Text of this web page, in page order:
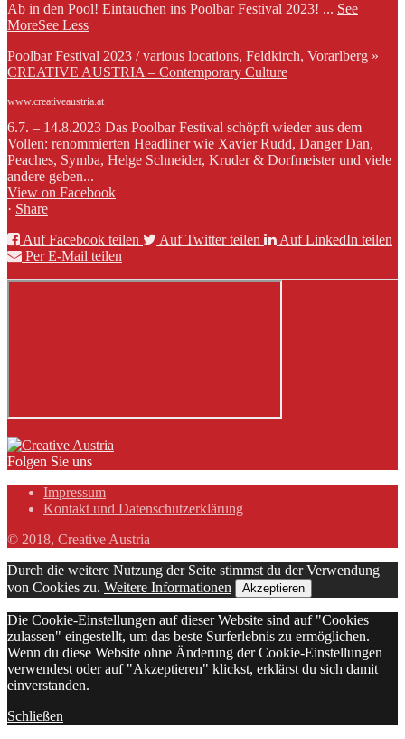
Ab in den Pool! Eintauchen ins Poolbar Festival 2023! ... See
MoreSee Less
Poolbar Festival 2023 / various locations, Feldkirch, Vorarlberg »
CREATIVE AUSTRIA – Contemporary Culture
www.creativeaustria.at
6.7. – 14.8.2023 Das Poolbar Festival schöpft wieder aus dem
Vollen: renommierten Headliner wie Xavier Rudd, Danger Dan,
Peaches, Symba, Helge Schneider, Kruder & Dorfmeister und viele
andere geben...
View on Facebook
· Share
Auf Facebook teilen
Auf Twitter teilen
Auf LinkedIn teilen
Per E-Mail teilen
Folgen Sie uns
Impressum
Kontakt und Datenschutzerklärung
© 2018, Creative Austria
Durch die weitere Nutzung der Seite stimmst du der Verwendung
von Cookies zu. Weitere Informationen Akzeptieren
Die Cookie-Einstellungen auf dieser Website sind auf "Cookies
zulassen" eingestellt, um das beste Surferlebnis zu ermöglichen.
Wenn du diese Website ohne Änderung der Cookie-Einstellungen
verwendest oder auf "Akzeptieren" klickst, erklärst du sich damit
einverstanden.
Schließen